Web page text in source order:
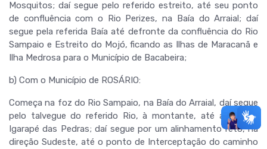
Mosquitos; daí segue pelo referido estreito, até seu ponto
de confluência com o Rio Perizes, na Baía do Arraial; daí
segue pela referida Baía até defronte da confluência do Rio
Sampaio e Estreito do Mojó, ficando as Ilhas de Maracanã e
Ilha Medrosa para o Município de Bacabeira;
b) Com o Município de ROSÁRIO:
Começa na foz do Rio Sampaio, na Baía do Arraial, daí segue
pelo talvegue do referido Rio, à montante, até a foz do
Igarapé das Pedras; daí segue por um alinhamento reto, na
direção Sudeste, até o ponto de Interceptação do caminho